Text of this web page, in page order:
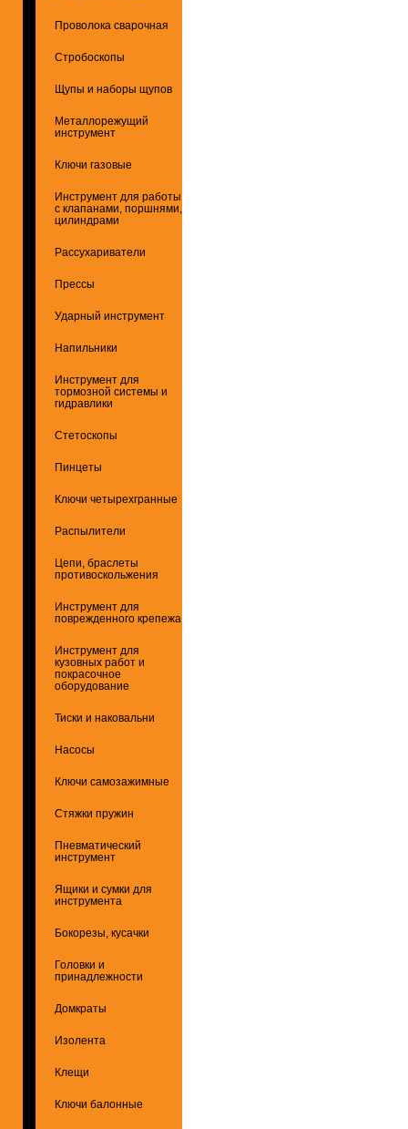
Проволока сварочная
Стробоскопы
Щупы и наборы щупов
Металлорежущий
инструмент
Ключи газовые
Инструмент для работы
с клапанами, поршнями,
цилиндрами
Рассухариватели
Прессы
Ударный инструмент
Напильники
Инструмент для
тормозной системы и
гидравлики
Стетоскопы
Пинцеты
Ключи четырехгранные
Распылители
Цепи, браслеты
противоскольжения
Инструмент для
поврежденного крепежа
Инструмент для
кузовных работ и
покрасочное
оборудование
Тиски и наковальни
Насосы
Ключи самозажимные
Стяжки пружин
Пневматический
инструмент
Ящики и сумки для
инструмента
Бокорезы, кусачки
Головки и
принадлежности
Домкраты
Изолента
Клещи
Ключи балонные